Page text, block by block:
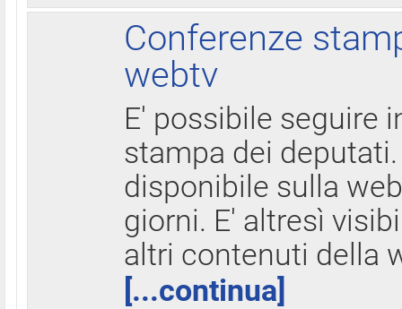
Conferenze
webtv
E' possibile seguire
stampa dei
disponibile sulla
giorni. E' altresì
altri contenuti della
[...continua]